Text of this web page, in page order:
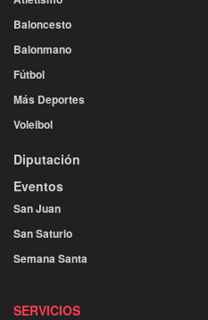
Baloncesto
Balonmano
Fútbol
Más Deportes
Voleibol
Diputación
Eventos
San Juan
San Saturio
Semana Santa
SERVICIOS